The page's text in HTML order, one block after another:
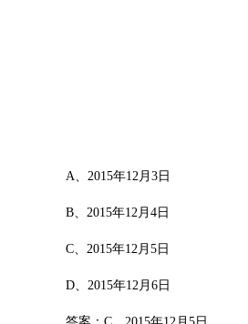
A、2015年12月3日
B、2015年12月4日
C、2015年12月5日
D、2015年12月6日